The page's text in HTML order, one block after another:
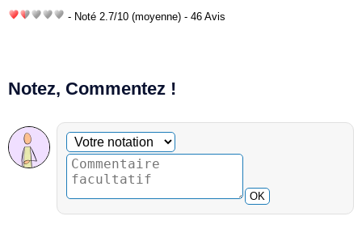
- Noté 2.7/10 (moyenne) - 46 Avis
Notez, Commentez !
Commentaire facultatif
Votre notation
OK